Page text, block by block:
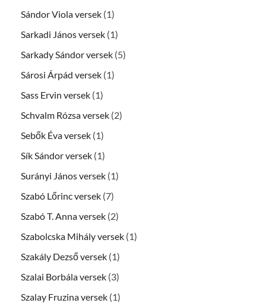
Sándor Viola versek (1)
Sarkadi János versek (1)
Sarkady Sándor versek (5)
Sárosi Árpád versek (1)
Sass Ervin versek (1)
Schvalm Rózsa versek (2)
Sebők Éva versek (1)
Sík Sándor versek (1)
Surányi János versek (1)
Szabó Lőrinc versek (7)
Szabó T. Anna versek (2)
Szabolcska Mihály versek (1)
Szakály Dezső versek (1)
Szalai Borbála versek (3)
Szalay Fruzina versek (1)